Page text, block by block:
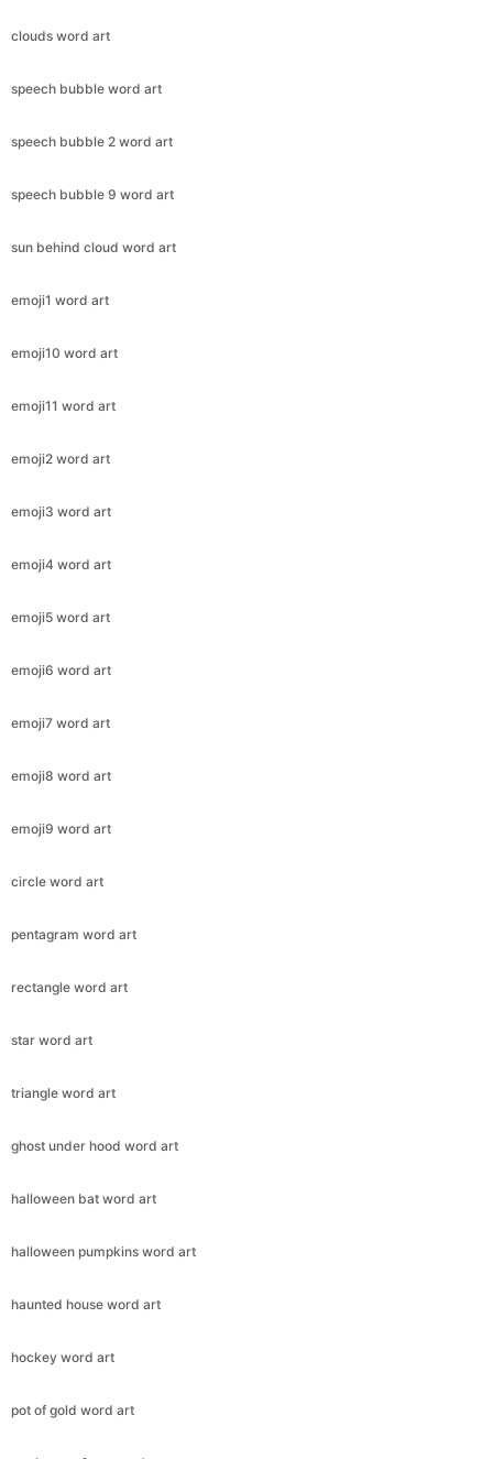
clouds word art
speech bubble word art
speech bubble 2 word art
speech bubble 9 word art
sun behind cloud word art
emoji1 word art
emoji10 word art
emoji11 word art
emoji2 word art
emoji3 word art
emoji4 word art
emoji5 word art
emoji6 word art
emoji7 word art
emoji8 word art
emoji9 word art
circle word art
pentagram word art
rectangle word art
star word art
triangle word art
ghost under hood word art
halloween bat word art
halloween pumpkins word art
haunted house word art
hockey word art
pot of gold word art